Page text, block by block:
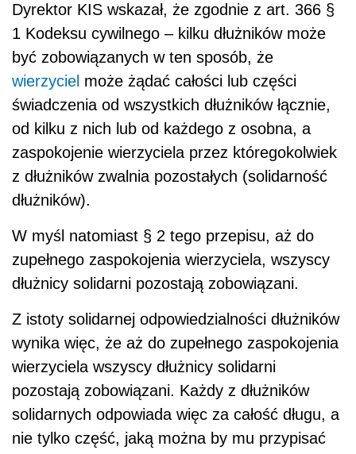
Dyrektor KIS wskazał, że zgodnie z art. 366 §
1 Kodeksu cywilnego – kilku dłużników może
być zobowiązanych w ten sposób, że
wierzyciel może żądać całości lub części
świadczenia od wszystkich dłużników łącznie,
od kilku z nich lub od każdego z osobna, a
zaspokojenie wierzyciela przez któregokolwiek
z dłużników zwalnia pozostałych (solidarność
dłużników).
W myśl natomiast § 2 tego przepisu, aż do
zupełnego zaspokojenia wierzyciela, wszyscy
dłużnicy solidarni pozostają zobowiązani.
Z istoty solidarnej odpowiedzialności dłużników
wynika więc, że aż do zupełnego zaspokojenia
wierzyciela wszyscy dłużnicy solidarni
pozostają zobowiązani. Każdy z dłużników
solidarnych odpowiada więc za całość długu, a
nie tylko część, jaką można by mu przypisać